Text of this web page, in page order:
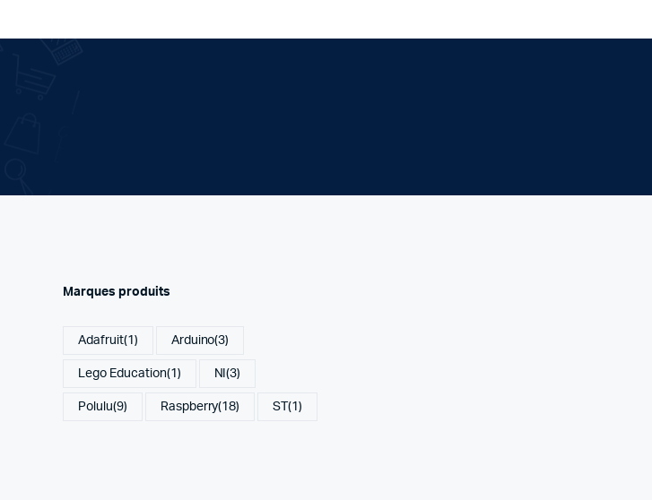
Marques produits
Adafruit(1) Arduino(3)
Lego Education(1) NI(3)
Polulu(9) Raspberry(18) ST(1)